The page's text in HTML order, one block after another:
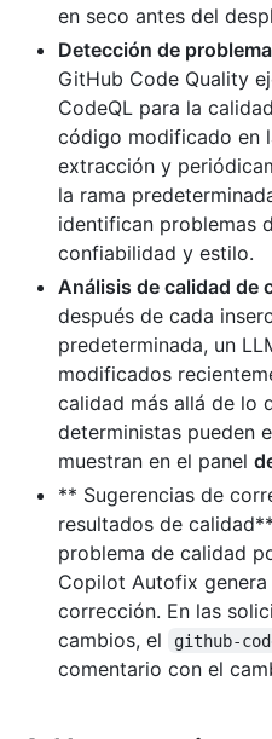
en seco antes del
Detección de
GitHub Code Quality
CodeQL para la
código modificado en
extracción y
la rama
identifican problemas
confiabilidad y estilo.
Análisis de calidad de
después de cada
predeterminada, un
modificados
calidad más allá de lo
deterministas pueden
muestran en el panel
** Sugerencias de
resultados de
problema de calidad
Copilot Autofix genera
corrección. En las
cambios, el
github-
comentario con el